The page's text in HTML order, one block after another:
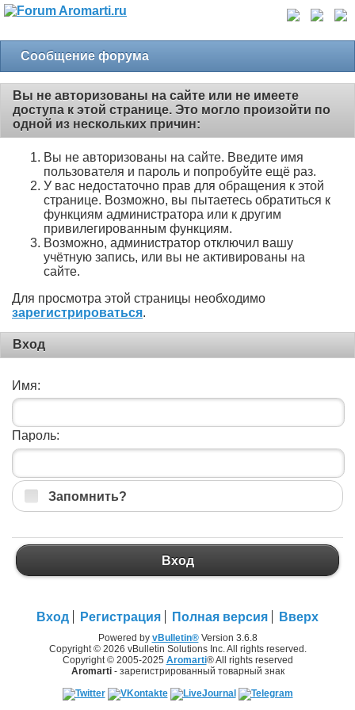
Сообщение форума
Вы не авторизованы на сайте или не имеете
доступа к этой странице. Это могло произойти по
одной из нескольких причин:
Вы не авторизованы на сайте. Введите имя
пользователя и пароль и попробуйте ещё раз.
У вас недостаточно прав для обращения к этой
странице. Возможно, вы пытаетесь обратиться к
функциям администратора или к другим
привилегированным функциям.
Возможно, администратор отключил вашу
учётную запись, или вы не активированы на
сайте.
Для просмотра этой страницы необходимо
зарегистрироваться.
Вход
Имя:
Пароль:
Запомнить?
Вход
Вход Регистрация Полная версия Вверх
Powered by vBulletin®Version 3.6.8
Copyright © 2026 vBulletin Solutions Inc. All rights reserved.
Copyright © 2005-2025 Aromarti® All rights reserved
Aromarti- зарегистрированный товарный знак